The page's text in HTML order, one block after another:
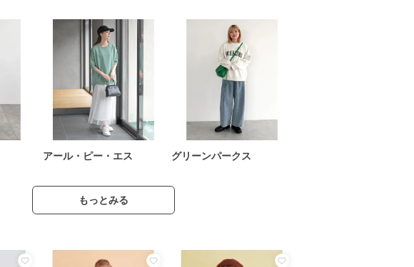
アール・ピー・エス グリーンパークス
もっとみる